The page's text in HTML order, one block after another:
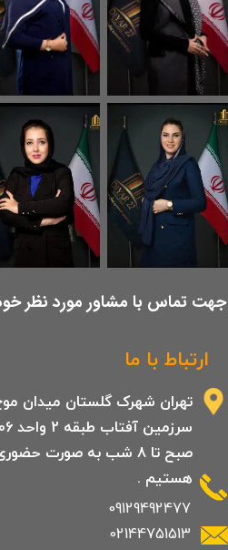
ارتباط با ما
09129492477
02144751513
تهران شهرک گلستان میدان
صبح تا 8 شب به صورت
هستیم .
​جهت تماس با مشاور مورد نظر